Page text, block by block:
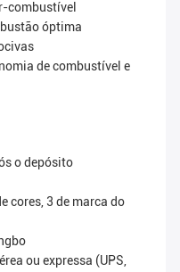
combustível
óptima
de combustível e
o depósito
cores, 3 de marca do
ou expressa (UPS,